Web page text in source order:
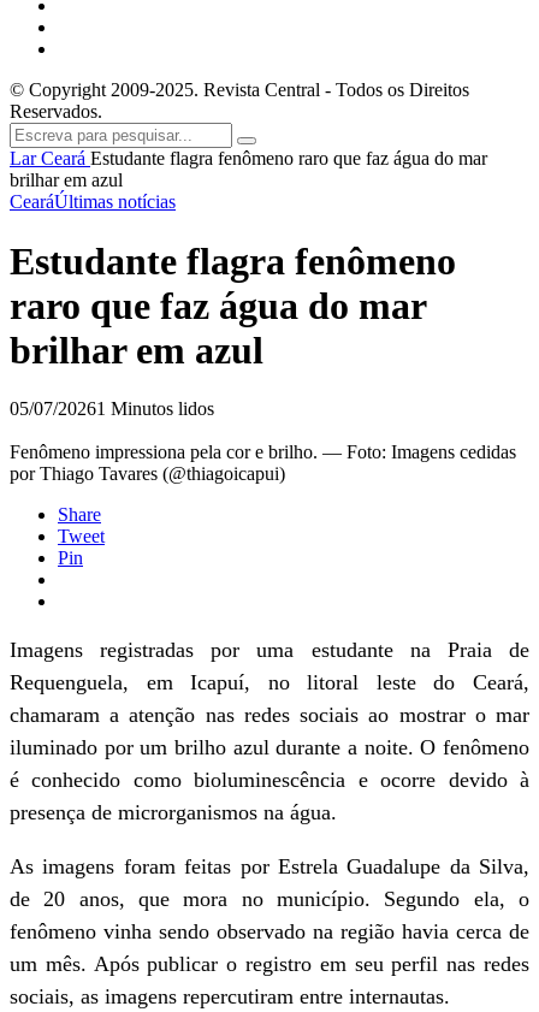
© Copyright 2009-2025. Revista Central - Todos os Direitos
Reservados.
LarCeará Estudante flagra fenômeno raro que faz água do mar
brilhar em azul
CearáÚltimas notícias
Estudante flagra fenômeno
raro que faz água do mar
brilhar em azul
05/07/20261 Minutos lidos
Fenômeno impressiona pela cor e brilho. — Foto: Imagens cedidas
por Thiago Tavares (@thiagoicapui)
Share
Tweet
Pin
Imagens registradas por uma estudante na Praia de
Requenguela, em Icapuí, no litoral leste do Ceará,
chamaram a atenção nas redes sociais ao mostrar o mar
iluminado por um brilho azul durante a noite. O fenômeno
é conhecido como bioluminescência e ocorre devido à
presença de microrganismos na água.
As imagens foram feitas por Estrela Guadalupe da Silva,
de 20 anos, que mora no município. Segundo ela, o
fenômeno vinha sendo observado na região havia cerca de
um mês. Após publicar o registro em seu perfil nas redes
sociais, as imagens repercutiram entre internautas.